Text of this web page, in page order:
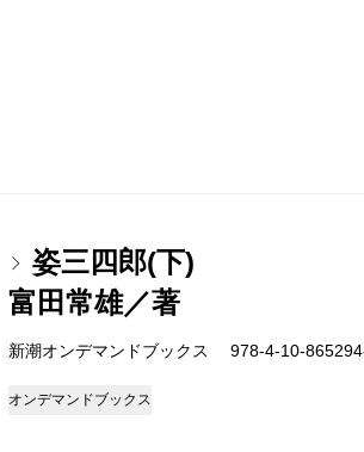
姿三四郎(下)
富田常雄／著
新潮オンデマンドブックス 978-4-10-
オンデマンドブックス